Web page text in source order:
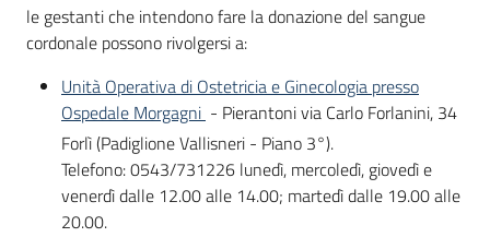
le gestanti che intendono fare la donazione del sangue
cordonale possono rivolgersi a:
Unità Operativa di Ostetricia e Ginecologia presso
Ospedale Morgagni - Pierantoni via Carlo Forlanini, 34
Forlì (Padiglione Vallisneri - Piano 3°).
Telefono: 0543/731226 lunedì, mercoledì, giovedì e
venerdì dalle 12.00 alle 14.00; martedì dalle 19.00 alle
20.00.